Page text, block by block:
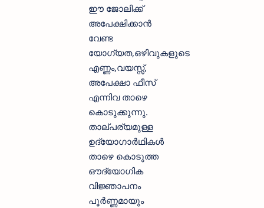
ഈ ജോലിക്ക്
അപേക്ഷിക്കാന്‍
വേണ്ട
യോഗ്യത,ഒഴിവുകളുടെ
എണ്ണം,വയസ്സ്,
അപേക്ഷാ ഫീസ്‌
എന്നിവ താഴെ
കൊടുക്കുന്നു.
താല്പര്യമുള്ള
ഉദ്യോഗാര്‍ഥികള്‍
താഴെ കൊടുത്ത
ഔദ്യോഗിക
വിജ്ഞാപനം
പൂര്‍ണ്ണമായും